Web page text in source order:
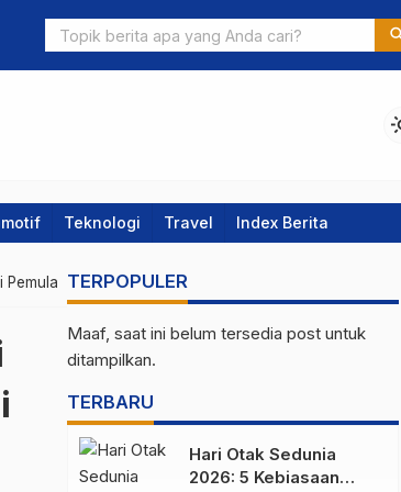
Sensus Ekonomi 2026 Resmi Dimulai, BPS Tambah
Teknologi Travel Index Berita
Pemula TERPOPULER
Maaf, saat ini belum tersedia post untuk
ditampilkan.
TERBARU
Hari Otak Sedunia
2026: 5 Kebiasaan